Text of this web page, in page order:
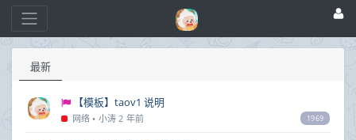
最新
【模板】taov1 说明
网络 • 小涛 2 年前 1969